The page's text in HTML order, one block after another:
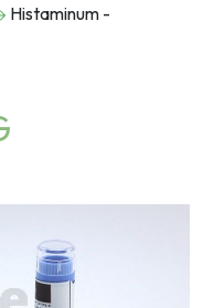
Histaminum -